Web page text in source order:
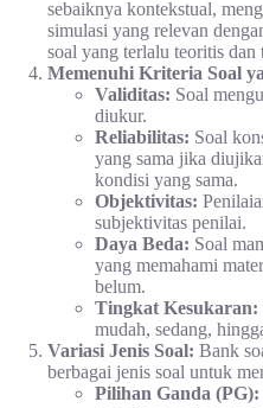
sebaiknya kontekstual,
simulasi yang relevan
soal yang terlalu teoritis dan
Memenuhi Kriteria Soal
Validitas: Soal
diukur.
Reliabilitas: Soal
yang sama jika
kondisi yang sama.
Objektivitas:
subjektivitas penilai.
Daya Beda: Soal
yang memahami
belum.
Tingkat Kesukaran:
mudah, sedang,
Variasi Jenis Soal: Bank
berbagai jenis soal untuk
Pilihan Ganda (PG):